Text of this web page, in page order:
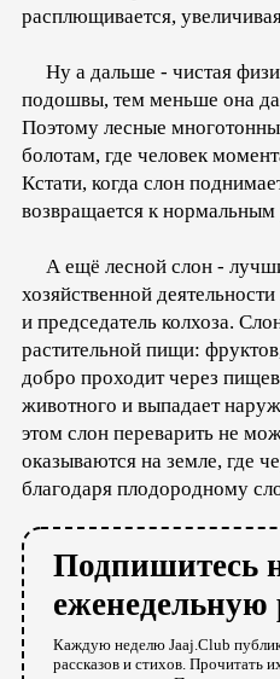
расплющивается,
Ну а дальше - чистая
подошвы, тем меньше она
Поэтому лесные
болотам, где человек
Кстати, когда слон
возвращается к
А ещё лесной слон -
хозяйственной
и председатель колхоза.
растительной пищи:
добро проходит через
животного и выпадает
этом слон переварить не
оказываются на земле, где
благодаря плодородному
Подпишитесь
еженедельную
Каждую неделю Jaaj.Club
рассказов и стихов. Прочитать